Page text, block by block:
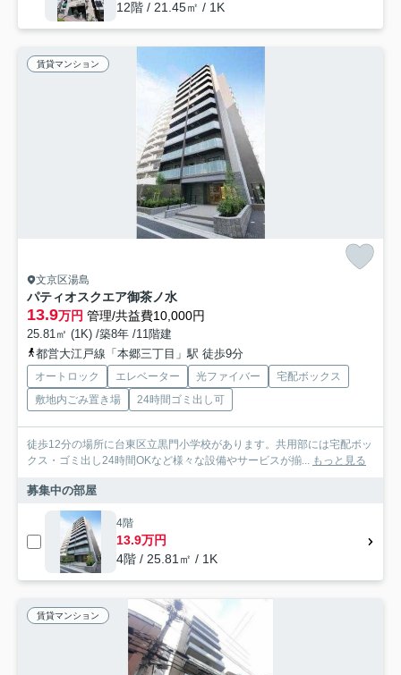
12階 / 21.45㎡ / 1K
賃貸マンション
文京区湯島
パティオスクエア御茶ノ水
13.9万円 管理/共益費10,000円
25.81㎡ (1K) /築8年 /11階建
都営大江戸線「本郷三丁目」駅 徒歩9分
オートロック エレベーター 光ファイバー
宅配ボックス
敷地内ごみ置き場
24時間ゴミ出し可
徒歩12分の場所に台東区立黒門小学校があります。共用部には宅配ボッ
クス・ゴミ出し24時間OKなど様々な設備やサービスが揃... もっと見る
募集中の部屋
4階
13.9万円
4階 / 25.81㎡ / 1K
賃貸マンション